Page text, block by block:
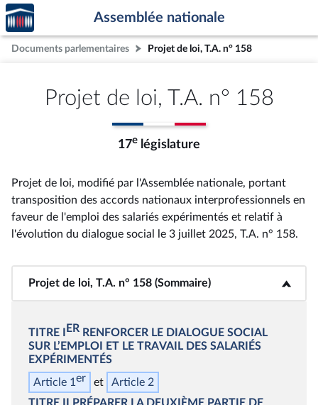
Aller au contenu
Aller en bas de la page
Accèder
à la
page
d'accueil
Assemblée nationale
Documents parlementaires Projet de loi, T.A. n° 158
Projet de loi, T.A. n° 158
17e législature
Projet de loi, modifié par l'Assemblée nationale, portant
transposition des accords nationaux interprofessionnels en
faveur de l'emploi des salariés expérimentés et relatif à
l'évolution du dialogue social le 3 juillet 2025, T.A. n° 158.
Projet de loi, T.A. n° 158 (Sommaire)
<b>Projet de loi, T.A. n° 158 (Sommaire)</b>
TITRE I ER RENFORCER LE DIALOGUE SOCIAL
SUR L’EMPLOI ET LE TRAVAIL DES SALARIÉS
EXPÉRIMENTÉS
Article 1 er
Article 2
TITRE II
PRÉPARER LA DEUXIÈME PARTIE DE